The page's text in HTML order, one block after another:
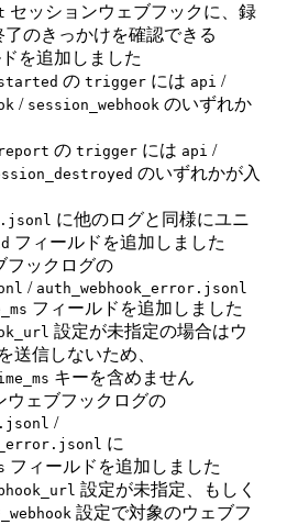
セッションウェブフックに、録
のきっかけを確認できる
を追加しました
の trigger には api /
/ session_webhook のいずれか
の trigger には api /
のいずれかが入
に他のログと同様にユニ
フィールドを追加しました
フックログの
/ auth_webhook_error.jsonl
フィールドを追加しました
設定が未指定の場合はウ
送信しないため、
キーを含めません
ウェブフックログの
/
に
フィールドを追加しました
設定が未指定、もしく
設定で対象のウェブフ